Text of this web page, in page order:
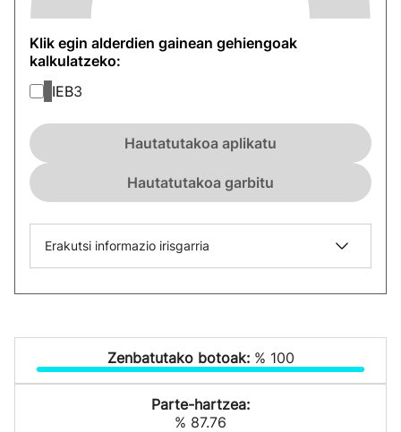
Klik egin alderdien gainean gehiengoak
kalkulatzeko:
IEB3
Hautatutakoa aplikatu
Hautatutakoa garbitu
Erakutsi informazio irisgarria
Zenbatutako botoak: % 100
Parte-hartzea:
% 87.76